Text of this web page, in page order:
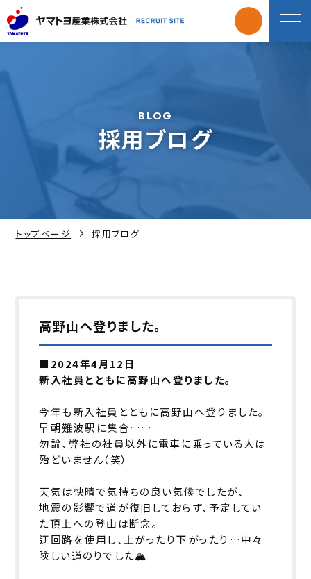
BLOG
採用ブログ
トップページ 採用ブログ
高野山へ登りました。
■2024年4月12日
新入社員とともに高野山へ登りました。
今年も新入社員とともに高野山へ登りました。
早朝難波駅に集合……
勿論、弊社の社員以外に電車に乗っている人は
殆どいません（笑）
天気は快晴で気持ちの良い気候でしたが、
地震の影響で道が復旧しておらず、予定してい
た頂上への登山は断念。
迂回路を使用し、上がったり下がったり…中々
険しい道のりでした🏔️